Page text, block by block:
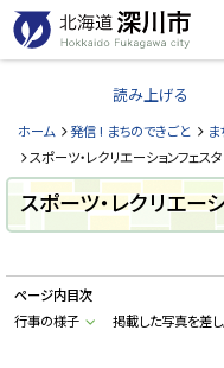
本
文
へ
ー
北
道
深
川
市
H
k
a
d
読み上げる
ホーム 発信 ! まちのできごと
スポーツ・レクリエーションフェスタ
スポーツ・レクリエー
ページ内目次
行事の様子
掲載した写真を差し